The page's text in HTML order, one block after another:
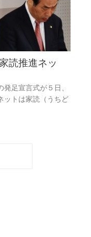
読推進ネッ
足宣言式が５日、
ットは家読（うちど